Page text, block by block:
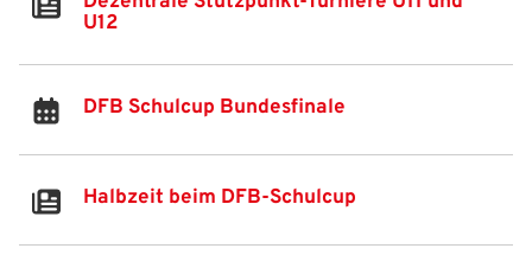
U12
DFB Schulcup Bundesfinale
Halbzeit beim DFB-Schulcup
Passwort: